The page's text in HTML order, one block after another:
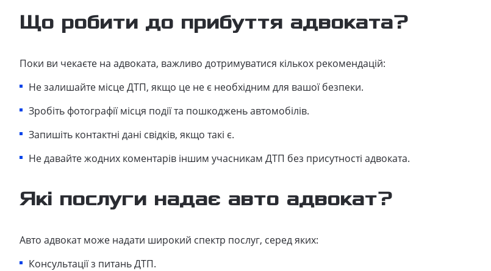
Що робити до прибуття адвоката?
Поки ви чекаєте на адвоката, важливо дотримуватися кількох рекомендацій:
Не залишайте місце ДТП, якщо це не є необхідним для вашої безпеки.
Зробіть фотографії місця події та пошкоджень автомобілів.
Запишіть контактні дані свідків, якщо такі є.
Не давайте жодних коментарів іншим учасникам ДТП без присутності адвоката.
Які послуги надає авто адвокат?
Авто адвокат може надати широкий спектр послуг, серед яких:
Консультації з питань ДТП.